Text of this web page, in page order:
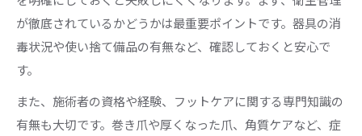
が徹底されているかどうかは最重要ポイントです。器具の消
毒状況や使い捨て備品の有無など、確認しておくと安心で
す。
また、施術者の資格や経験、フットケアに関する専門知識の
有無も大切です。巻き爪や厚くなった爪、角質ケアなど、症